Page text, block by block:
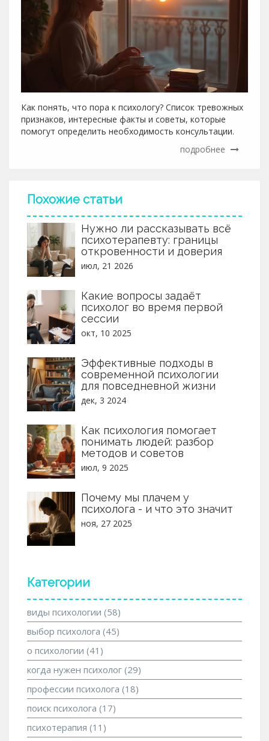
Как понять, что пора к психологу? Список тревожных
признаков, интересные факты и советы, которые
помогут определить необходимость консультации.
подробнее
Похожие статьи
Нужно ли рассказывать всё
психотерапевту: границы
откровенности и доверия
июл, 21 2026
Какие вопросы задаёт
психолог во время первой
сессии
окт, 10 2025
Эффективные подходы в
современной психологии
для повседневной жизни
дек, 3 2024
Как психология помогает
понимать людей: разбор
методов и советов
июл, 9 2025
Почему мы плачем у
психолога - и что это значит
ноя, 27 2025
Категории
виды психологии (58)
выбор психолога (45)
о психологии (41)
когда нужен психолог (29)
профессии психолога (18)
поиск психолога (17)
психотерапия (11)